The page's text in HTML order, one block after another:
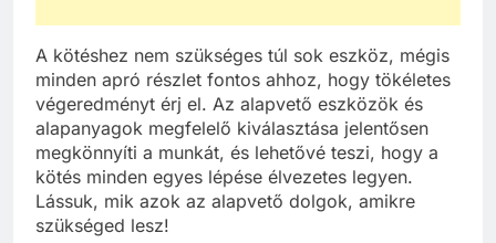
A kötéshez nem szükséges túl sok eszköz, mégis
minden apró részlet fontos ahhoz, hogy tökéletes
végeredményt érj el. Az alapvető eszközök és
alapanyagok megfelelő kiválasztása jelentősen
megkönnyíti a munkát, és lehetővé teszi, hogy a
kötés minden egyes lépése élvezetes legyen.
Lássuk, mik azok az alapvető dolgok, amikre
szükséged lesz!